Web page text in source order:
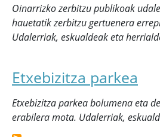
Oinarrizko zerbitzu publikoak
hauetatik zerbitzu gertuenera
Udalerriak, eskualdeak eta
Etxebizitza parkea
Etxebizitza parkea bolumena eta
erabilera mota. Udalerriak,